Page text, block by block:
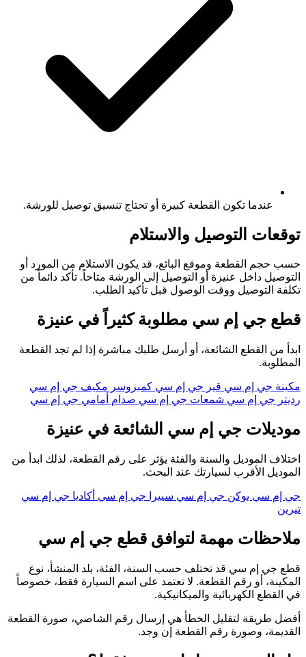
عندما تكون القطعة كبيرة أو تحتاج تنسيق توصيل للورشة.
توقعات التوصيل والاستلام
حسب حجم القطعة وموقع البائع، قد يكون الاستلام من المورد أو
التوصيل داخل عنيزة أو التوصيل إلى الورشة متاحاً. تأكد دائماً من
تكلفة التوصيل ووقت الوصول قبل تأكيد الطلب.
قطع جي إم سي مطلوبة كثيراً في عنيزة
ابدأ من القطع الشائعة، أو أرسل طلبك مباشرة إذا لم تجد القطعة
المطلوبة.
مكينة جي إم سي قير جي إم سي كمبروسر مكيف جي إم سي
رديتر جي إم سي شمعات جي إم سي صدام أمامي جي إم سي
موديلات جي إم سي الشائعة في عنيزة
اختلاف الموديل والسنة والفئة يؤثر على رقم القطعة، لذلك ابدأ من
الموديل الأقرب لسيارتك عند البحث.
جي إم سي يوكن جي إم سي سييرا جي إم سي أكاديا جي إم سي
تيرين
ملاحظات مهمة لتوافق قطع جي إم سي
قطع جي إم سي قد تختلف حسب السنة، الفئة، بلد المنشأ، نوع
المكينة، أو رقم القطعة. لا تعتمد على اسم السيارة فقط، خصوصاً
في القطع الكهربائية والميكانيكية.
أفضل طريقة لتقليل الخطأ هي إرسال رقم الشاصي، صورة القطعة
القديمة، وصورة رقم القطعة إن وجد.